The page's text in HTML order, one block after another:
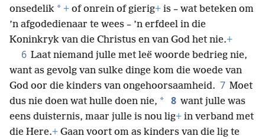
onsedelik * + of onrein of gierig+ is – wat beteken om
’n afgodedienaar te wees – ’n erfdeel in die
Koninkryk van die Christus en van God het nie.+
6 Laat niemand julle met leë woorde bedrieg nie,
want as gevolg van sulke dinge kom die woede van
God oor die kinders van ongehoorsaamheid. 7 Moet
dus nie doen wat hulle doen nie, * 8 want julle was
eens duisternis, maar julle is nou lig+ in verband met
die Here.+ Gaan voort om as kinders van die lig te